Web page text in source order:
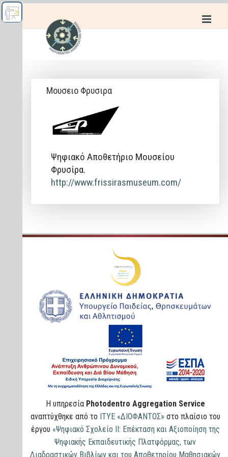
Μουσειο Φρυσιρα
Ψηφιακό Αποθετήριο Μουσείου
Φρυσίρα.
http://www.frissirasmuseum.com/
Η υπηρεσία Photodentro Aggregation Service
αναπτύχθηκε από το ΙΤΥΕ «ΔΙΟΦΑΝΤΟΣ» στο πλαίσιο του
έργου «Ψηφιακό Σχολείο ΙΙ: Επέκταση και Αξιοποίηση της
Ψηφιακής Εκπαιδευτικής Πλατφόρμας, των
Διαδραστικών Βιβλίων και του Αποθετηρίου Μαθησιακών